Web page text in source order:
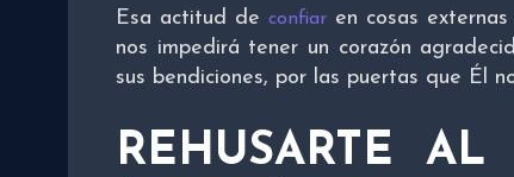
Esa actitud de confiaren cosas externas
nos impedirá tener un corazón
sus bendiciones, por las puertas que Él
REHUSARTE